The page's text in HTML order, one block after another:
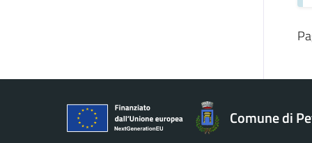
Comune di